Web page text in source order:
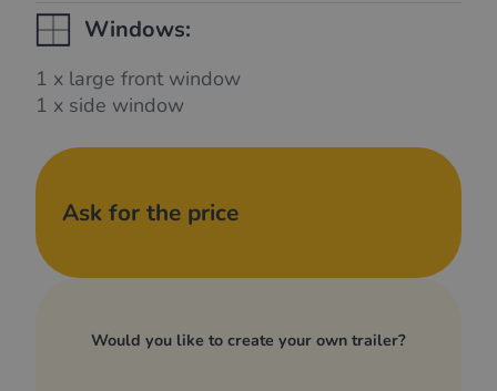
Windows:
1 x large front window
1 x side window
Ask for the price
Would you like to create your own trailer?